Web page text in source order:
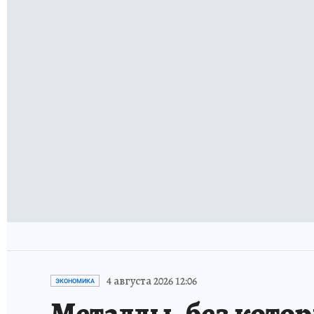
ЭКОНОМИКА 4 августа 2026 12:06